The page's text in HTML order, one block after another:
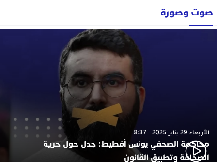
صوت وصورة
الأربعاء 29 يناير 2025 - 8:37
محاكمة الصحفي يونس أفطيط: جدل حول حرية
الصحافة وتطبيق القانون